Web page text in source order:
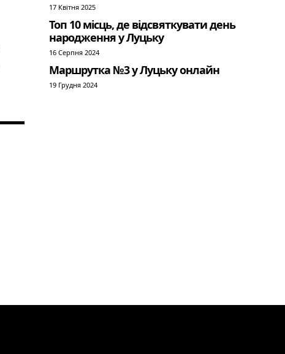
17 Квітня 2025
Топ 10 місць, де відсвяткувати день
народження у Луцьку
16 Серпня 2024
Маршрутка №3 у Луцьку онлайн
19 Грудня 2024